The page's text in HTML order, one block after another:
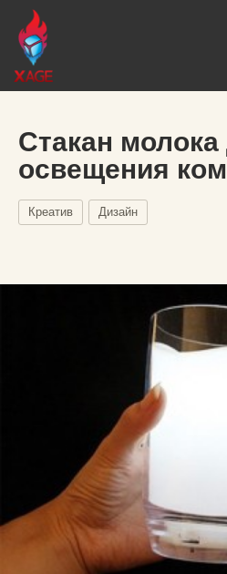
Стакан молока
освещения
Креатив Дизайн